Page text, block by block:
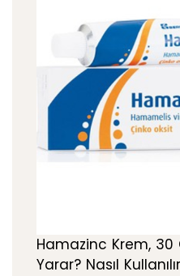
Hamazinc Krem, 30
Yarar? Nasıl